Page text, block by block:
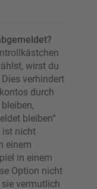
wirst du
verhindert
durch
bleiben“
ist nicht
einem
in einem
Option nicht
vermutlich